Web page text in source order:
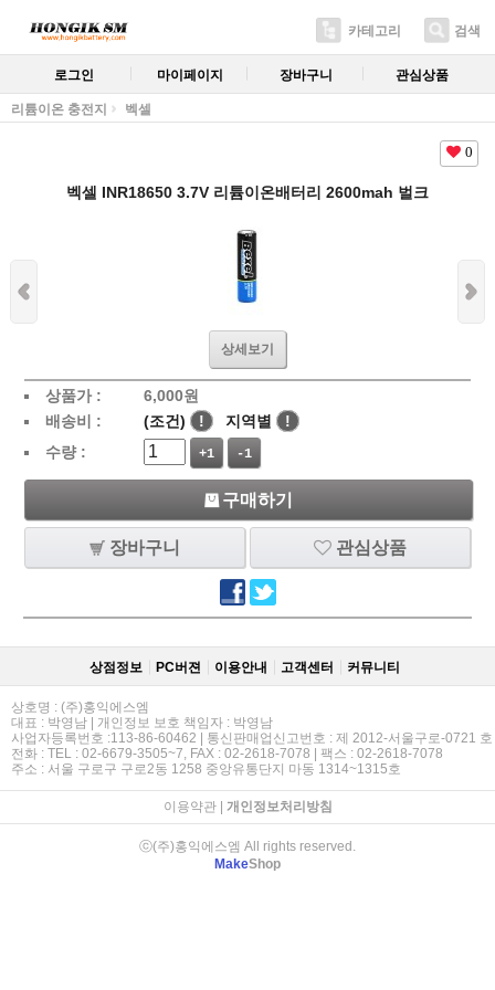
카테고리 검색
로그인 마이페이지 장바구니 관심상품
리튬이온 충전지 벡셀
0
벡셀 INR18650 3.7V 리튬이온배터리 2600mah 벌크
상세보기
상품가 : 6,000원
배송비 :
(조건) ! 지역별
!
수량 :
+1 -1
구매하기
장바구니 관심상품
상점정보 PC버젼 이용안내 고객센터 커뮤니티
상호명 : (주)홍익에스엠
대표 : 박영남 | 개인정보 보호 책임자 : 박영남
사업자등록번호 :113-86-60462 | 통신판매업신고번호 : 제 2012-서울구로-0721 호
전화 : TEL : 02-6679-3505~7, FAX : 02-2618-7078 | 팩스 : 02-2618-7078
주소 : 서울 구로구 구로2동 1258 중앙유통단지 마동 1314~1315호
이용약관| 개인정보처리방침
ⓒ(주)홍익에스엠 All rights reserved.
MakeShop